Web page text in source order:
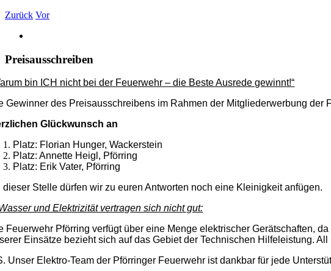
Zurück Vor
Bild
Preisausschreiben
bin ICH nicht bei der Feuerwehr – die Beste Ausrede gewinnt!“
Gewinner des Preisausschreibens im Rahmen der Mitgliederwerbung der
Glückwunsch an
Platz: Florian Hunger, Wackerstein
Platz: Annette Heigl, Pförring
Platz: Erik Vater, Pförring
dieser Stelle dürfen wir zu euren Antworten noch eine Kleinigkeit anfügen.
und Elektrizität vertragen sich nicht gut:
Feuerwehr Pförring verfügt über eine Menge elektrischer Gerätschaften,
Einsätze bezieht sich auf das Gebiet der Technischen Hilfeleistung.
Unser Elektro-Team der Pförringer Feuerwehr ist dankbar für jede